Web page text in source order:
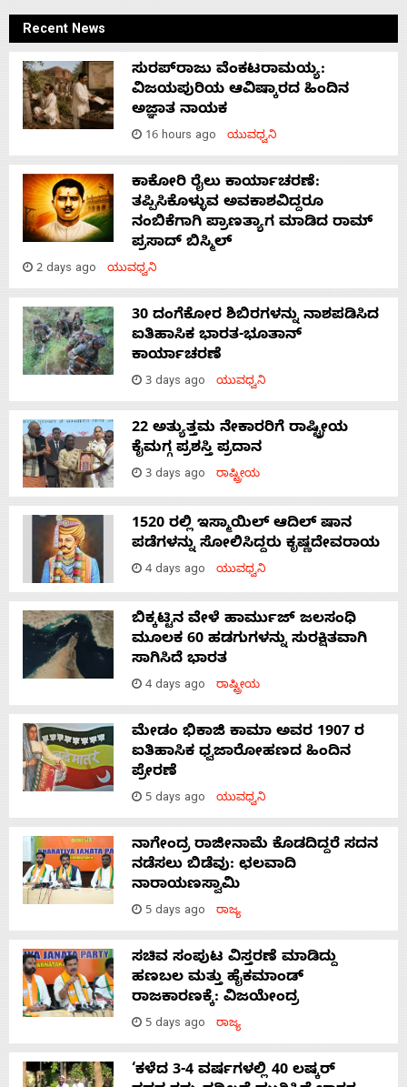
Recent News
ಸುರಪ್‌ರಾಜು ವೆಂಕಟರಾಮಯ್ಯ:
ವಿಜಯಪುರಿಯ ಆವಿಷ್ಕಾರದ ಹಿಂದಿನ
ಅಜ್ಞಾತ ನಾಯಕ
16 hours ago ಯುವಧ್ವನಿ
ಕಾಕೋರಿ ರೈಲು ಕಾರ್ಯಾಚರಣೆ:
ತಪ್ಪಿಸಿಕೊಳ್ಳುವ ಅವಕಾಶವಿದ್ದರೂ
ನಂಬಿಕೆಗಾಗಿ ಪ್ರಾಣತ್ಯಾಗ ಮಾಡಿದ ರಾಮ್
ಪ್ರಸಾದ್ ಬಿಸ್ಮಿಲ್
2 days ago ಯುವಧ್ವನಿ
30 ದಂಗೆಕೋರ ಶಿಬಿರಗಳನ್ನು ನಾಶಪಡಿಸಿದ
ಐತಿಹಾಸಿಕ ಭಾರತ-ಭೂತಾನ್
ಕಾರ್ಯಾಚರಣೆ
3 days ago ಯುವಧ್ವನಿ
22 ಅತ್ಯುತ್ತಮ ನೇಕಾರರಿಗೆ ರಾಷ್ಟ್ರೀಯ
ಕೈಮಗ್ಗ ಪ್ರಶಸ್ತಿ ಪ್ರದಾನ
3 days ago ರಾಷ್ಟ್ರೀಯ
1520 ರಲ್ಲಿ ಇಸ್ಮಾಯಿಲ್ ಆದಿಲ್ ಷಾನ
ಪಡೆಗಳನ್ನು ಸೋಲಿಸಿದ್ದರು ಕೃಷ್ಣದೇವರಾಯ
4 days ago ಯುವಧ್ವನಿ
ಬಿಕ್ಕಟ್ಟಿನ ವೇಳೆ ಹಾರ್ಮುಜ್ ಜಲಸಂಧಿ
ಮೂಲಕ 60 ಹಡಗುಗಳನ್ನು ಸುರಕ್ಷಿತವಾಗಿ
ಸಾಗಿಸಿದೆ ಭಾರತ
4 days ago ರಾಷ್ಟ್ರೀಯ
ಮೇಡಂ ಭಿಕಾಜಿ ಕಾಮಾ ಅವರ 1907 ರ
ಐತಿಹಾಸಿಕ ಧ್ವಜಾರೋಹಣದ ಹಿಂದಿನ
ಪ್ರೇರಣೆ
5 days ago ಯುವಧ್ವನಿ
ನಾಗೇಂದ್ರ ರಾಜೀನಾಮೆ ಕೊಡದಿದ್ದರೆ ಸದನ
ನಡೆಸಲು ಬಿಡೆವು: ಛಲವಾದಿ
ನಾರಾಯಣಸ್ವಾಮಿ
5 days ago ರಾಜ್ಯ
ಸಚಿವ ಸಂಪುಟ ವಿಸ್ತರಣೆ ಮಾಡಿದ್ದು
ಹಣಬಲ ಮತ್ತು ಹೈಕಮಾಂಡ್
ರಾಜಕಾರಣಕ್ಕೆ: ವಿಜಯೇಂದ್ರ
5 days ago ರಾಜ್ಯ
‘ಕಳೆದ 3-4 ವರ್ಷಗಳಲ್ಲಿ 40 ಲಷ್ಕರ್